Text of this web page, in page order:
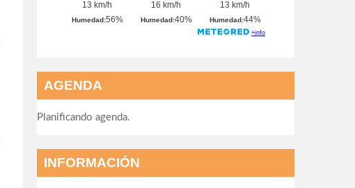
AGENDA
Planificando agenda.
INFORMACIÓN